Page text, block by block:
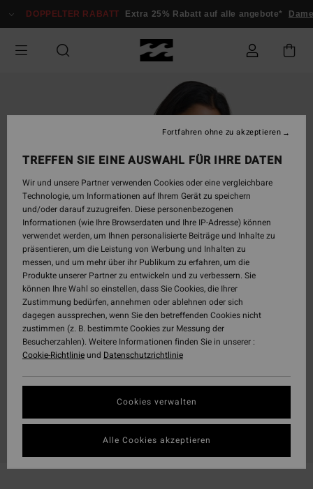
zur
springen
DOPPELTER RABATT Extra 25% Rabatt auf alle angebote*
TREFFEN SIE EINE AUSWAHL FÜR IHRE DATEN
Wir und unsere Partner verwenden Cookies oder eine vergleichbare
Technologie, um Informationen auf Ihrem Gerät zu speichern
und/oder darauf zuzugreifen. Diese personenbezogenen
Informationen (wie Ihre Browserdaten und Ihre IP-Adresse) können
verwendet werden, um Ihnen personalisierte Beiträge und Inhalte zu
präsentieren, um die Leistung von Werbung und Inhalten zu
messen, und um mehr über ihr Publikum zu erfahren, um die
Produkte unserer Partner zu entwickeln und zu verbessern. Sie
können Ihre Wahl so einstellen, dass Sie Cookies, die Ihrer
Zustimmung bedürfen, annehmen oder ablehnen oder sich
dagegen aussprechen, wenn Sie den betreffenden Cookies nicht
zustimmen (z. B. bestimmte Cookies zur Messung der
Besucherzahlen). Weitere Informationen finden Sie in unserer :
Cookie-Richtlinieund Datenschutzrichtlinie
Cookies verwalten
Fortfahren ohne zu akzeptieren
Alle Cookies akzeptieren